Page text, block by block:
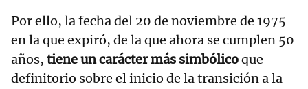
Por ello, la fecha del 20 de noviembre de 1975
en la que expiró, de la que ahora se cumplen 50
años, tiene un carácter más simbólicoque
definitorio sobre el inicio de la transición a la